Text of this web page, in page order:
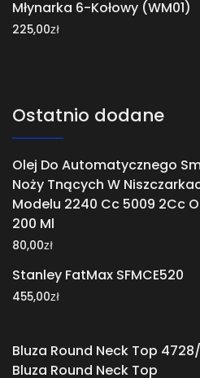
Młynarka 6-Kołowy (WM01)
225,00zł
Ostatnio dodane
Olej Do Automatycznego
Noży Tnących W
Modelu 2240 Cc 5009 2Cc
200 Ml
80,00zł
Stanley FatMax SFMCE520
455,00zł
Bluza Round Neck Top
Bluza Round Neck Top